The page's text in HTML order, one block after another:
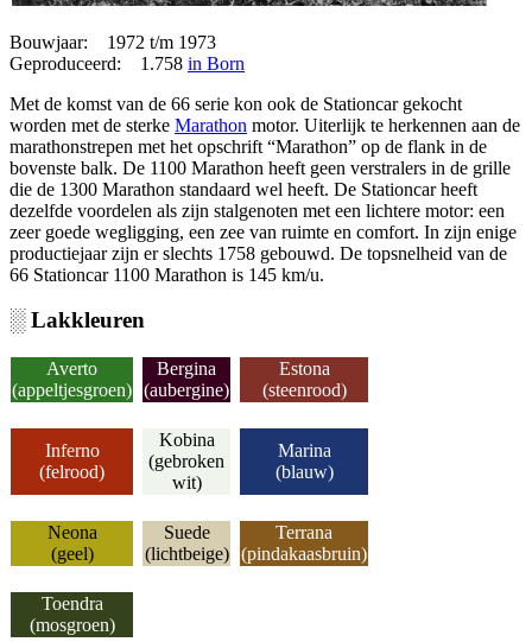
Bouwjaar: 1972 t/m 1973
Geproduceerd: 1.758 in Born
Met de komst van de 66 serie kon ook de Stationcar gekocht
worden met de sterke Marathon motor. Uiterlijk te herkennen aan de
marathonstrepen met het opschrift “Marathon” op de flank in de
bovenste balk. De 1100 Marathon heeft geen verstralers in de grille
die de 1300 Marathon standaard wel heeft. De Stationcar heeft
dezelfde voordelen als zijn stalgenoten met een lichtere motor: een
zeer goede wegligging, een zee van ruimte en comfort. In zijn enige
productiejaar zijn er slechts 1758 gebouwd. De topsnelheid van de
66 Stationcar 1100 Marathon is 145 km/u.
░ Lakkleuren
Averto
(appeltjesgroen)
Bergina
(aubergine)
Estona
(steenrood)
Inferno
(felrood)
Kobina
(gebroken
wit)
Marina
(blauw)
Neona
(geel)
Suede
(lichtbeige)
Terrana
(pindakaasbruin)
Toendra
(mosgroen)